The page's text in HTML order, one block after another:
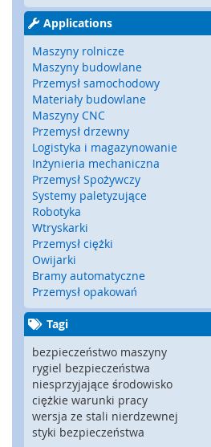
n
i
k
i
,
r
y
g
l
e
,
z
a
m
k
i
b
e
z
p
i
e
c
z
e
ń
s
t
w
Applications
Maszyny rolnicze
Maszyny budowlane
Przemysł samochodowy
Materiały budowlane
Maszyny CNC
Przemysł drzewny
Logistyka i magazynowanie
Inżynieria mechaniczna
Przemysł Spożywczy
Systemy paletyzujące
Robotyka
Wtryskarki
Przemysł ciężki
Owijarki
Bramy automatyczne
Przemysł opakowań
Tagi
bezpieczeństwo maszyny
rygiel bezpieczeństwa
niesprzyjające środowisko
ciężkie warunki pracy
wersja ze stali nierdzewnej
styki bezpieczeństwa